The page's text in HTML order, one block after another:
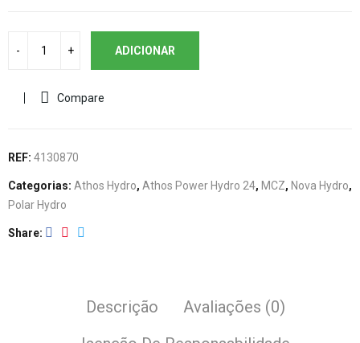
ADICIONAR
Compare
REF: 4130870
Categorias: Athos Hydro, Athos Power Hydro 24, MCZ, Nova Hydro,
Polar Hydro
Share
Descrição
Avaliações (0)